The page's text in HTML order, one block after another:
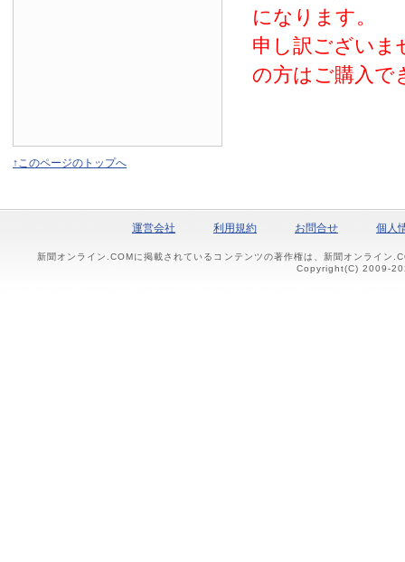
になります。
申し訳ございま
の方はご購入で
↑このページのトップへ
運営会社 利用規約 お問合せ 個人
新聞オンライン.COMに掲載されているコンテンツの著作権は、新聞オンライン
Copyright(C) 2009-